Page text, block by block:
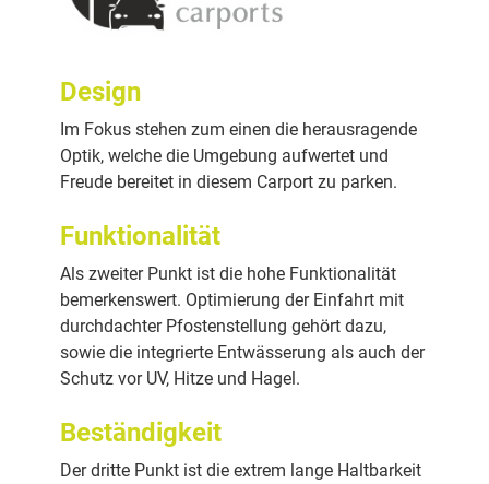
Design
Im Fokus stehen zum einen die herausragende
Optik, welche die Umgebung aufwertet und
Freude bereitet in diesem Carport zu parken.
Funktionalität
Als zweiter Punkt ist die hohe Funktionalität
bemerkenswert. Optimierung der Einfahrt mit
durchdachter Pfostenstellung gehört dazu,
sowie die integrierte Entwässerung als auch der
Schutz vor UV, Hitze und Hagel.
Beständigkeit
Der dritte Punkt ist die extrem lange Haltbarkeit